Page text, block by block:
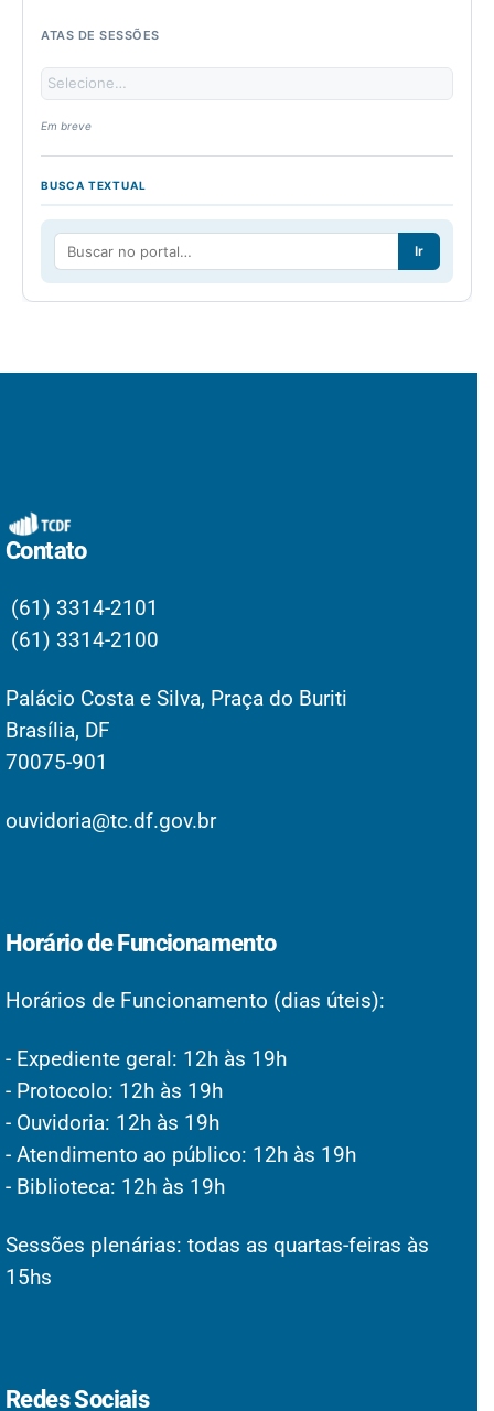
ATAS DE SESSÕES
Em breve
BUSCA TEXTUAL
Ir
Contato
(61) 3314-2101
(61) 3314-2100
Palácio Costa e Silva, Praça do Buriti
Brasília, DF
70075-901
ouvidoria@tc.df.gov.br
Horário de Funcionamento
Horários de Funcionamento (dias úteis):
- Expediente geral: 12h às 19h
- Protocolo: 12h às 19h
- Ouvidoria: 12h às 19h
- Atendimento ao público: 12h às 19h
- Biblioteca: 12h às 19h
Sessões plenárias: todas as quartas-feiras às
15hs
Redes Sociais